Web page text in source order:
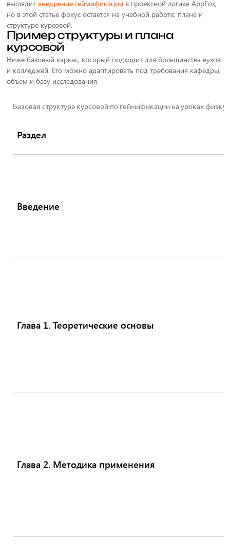
выглядит внедрение геймификации в проектной логике AppFox,
но в этой статье фокус остается на учебной работе, плане и
структуре курсовой.
Пример структуры и плана
курсовой
Ниже базовый каркас, который подходит для большинства вузов
и колледжей. Его можно адаптировать под требования кафедры,
объем и базу исследования.
Базовая структура курсовой по геймификации на уроках
Раздел
Введение
Глава 1. Теоретические основы
Глава 2. Методика применения